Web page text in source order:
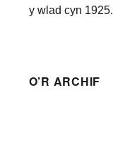
y wlad cyn 1925.
O’R ARCHIF